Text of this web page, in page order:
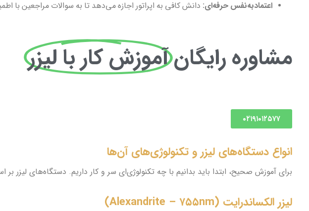
اعتمادبه‌نفس حرفه‌ای: دانش کافی به اپراتور اجازه می‌دهد تا به سوالات مراجعین با
مشاوره رایگان آموزش کار با لیزر
۰۲۱۹۱۰۱۲۵۷۷
انواع دستگاه‌های لیزر و تکنولوژی‌های آن‌ها
برای آموزش صحیح، ابتدا باید بدانیم با چه تکنولوژی‌ای سر و کار داریم. دستگاه‌های
لیزر الکساندرایت (Alexandrite – ۷۵۵nm)